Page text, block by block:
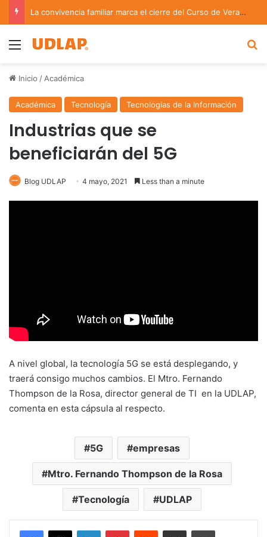
La convivencia familiar marca el cierre del Curso de Verano de Escuelas Aztecas
Menu
Inicio / Académica
Académica Tecnología Tecnologías de la Información
Industrias que se
beneficiarán del 5G
Blog UDLAP 4 mayo, 2021 Less than a minute
A nivel global, la tecnología 5G se está desplegando, y
traerá consigo muchos cambios. El Mtro. Fernando
Thompson de la Rosa, director general de TI en la UDLAP,
comenta en esta cápsula al respecto.
5G empresas
Mtro. Fernando Thompson de la Rosa
Tecnología UDLAP
LinkedInPinterestReddit Share via Email Print